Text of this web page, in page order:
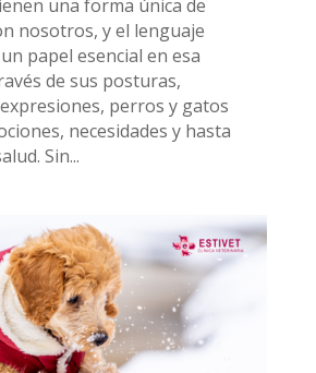
una forma única de
nosotros, y el lenguaje
papel esencial en esa
de sus posturas,
perros y gatos
necesidades y hasta
Sin...